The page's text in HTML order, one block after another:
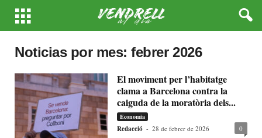
Noticias por mes: febrer 2026
El moviment per l’habitatge
clama a Barcelona contra la
caiguda de la moratòria dels...
Economia
Redacció - 28 de febrer de 2026 0